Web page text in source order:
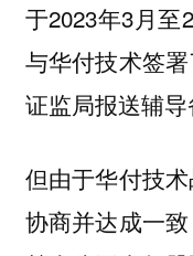
于2023年3月至
与华付技术签
证监局报送辅导
但由于华付技
协商并达成一